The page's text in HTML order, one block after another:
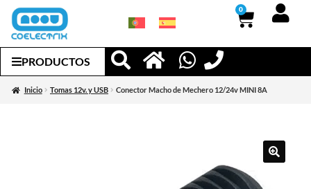
0
PRODUCTOS
Inicio Tomas 12v. y USB Conector Macho de Mechero 12/24v MINI 8A